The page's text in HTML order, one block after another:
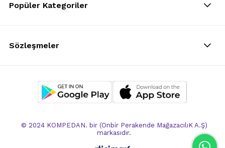
Popüler Kategoriler
Sözleşmeler
© 2024 KOMPEDAN. bir (Onbir Perakende MağazacılıK A.Ş)
markasıdır.